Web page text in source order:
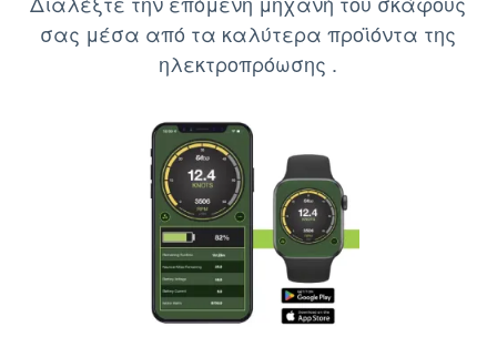
σας μέσα από τα καλύτερα προϊόντα της
ηλεκτροπρόωσης .